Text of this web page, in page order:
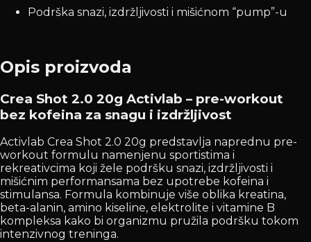
Podrška snazi, izdržljivosti i mišićnom “pump”-u
Opis proizvoda
Crea Shot 2.0 20g Activlab – pre-workout
bez kofeina za snagu i izdržljivost
Activlab Crea Shot 2.0 20g predstavlja naprednu pre-
workout formulu namenjenu sportistima i
rekreativcima koji žele podršku snazi, izdržljivosti i
mišićnim performansama bez upotrebe kofeina i
stimulansa. Formula kombinuje više oblika kreatina,
beta-alanin, amino kiseline, elektrolite i vitamine B
kompleksa kako bi organizmu pružila podršku tokom
intenzivnog treninga.